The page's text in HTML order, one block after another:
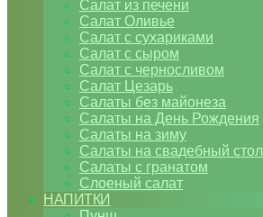
Салат из печени
Салат Оливье
Салат с сухариками
Салат с сыром
Салат с черносливом
Салат Цезарь
Салаты без майонеза
Салаты на День Рождения
Салаты на зиму
Салаты на свадебный стол
Салаты с гранатом
Слоеный салат
НАПИТКИ